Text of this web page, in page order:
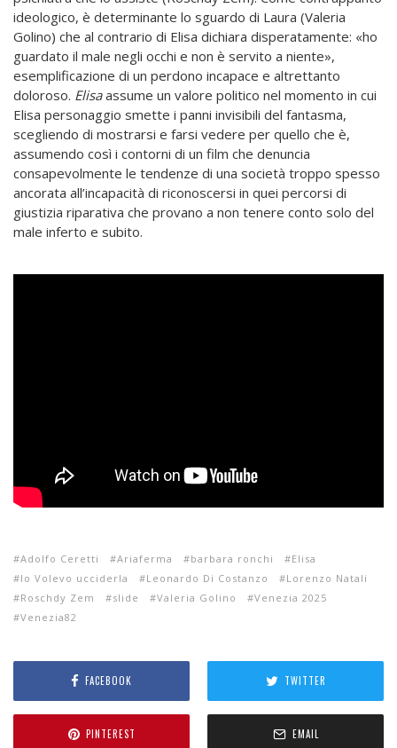
ideologico, è determinante lo sguardo di Laura (Valeria
Golino) che al contrario di Elisa dichiara disperatamente: «ho
guardato il male negli occhi e non è servito a niente»,
esemplificazione di un perdono incapace e altrettanto
doloroso. Elisaassume un valore politico nel momento in cui
Elisa personaggio smette i panni invisibili del fantasma,
scegliendo di mostrarsi e farsi vedere per quello che è,
assumendo così i contorni di un film che denuncia
consapevolmente le tendenze di una società troppo spesso
ancorata all’incapacità di riconoscersi in quei percorsi di
giustizia riparativa che provano a non tenere conto solo del
male inferto e subito.
Adolfo Ceretti Ariaferma barbara ronchi
Elisa
Io Volevo ucciderla
Leonardo Di Costanzo
Lorenzo Natali
Roschdy Zem
slide Valeria Golino
Venezia 2025
Venezia82
FACEBOOK TWITTER
PINTEREST EMAIL